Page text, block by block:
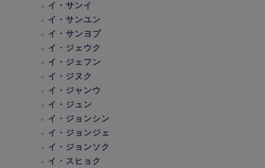
イ・サンイ
イ・サンユン
イ・サンヨプ
イ・ジェウク
イ・ジェフン
イ・ジヌク
イ・ジャンウ
イ・ジュン
イ・ジョンシン
イ・ジョンジェ
イ・ジョンソク
イ・スヒョク